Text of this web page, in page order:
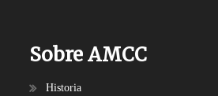
Sobre AMCC
Historia